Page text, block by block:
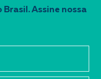
Brasil. Assine nossa